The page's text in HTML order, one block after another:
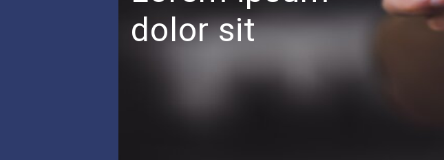
dolor sit